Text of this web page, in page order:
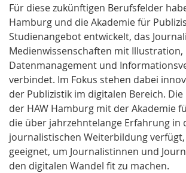
Für diese zukünftigen Berufsfelder
Hamburg und die Akademie für
Studienangebot entwickelt, das
Medienwissenschaften mit Illustration,
Datenmanagement und
verbindet. Im Fokus stehen dabei
der Publizistik im digitalen Bereich.
der HAW Hamburg mit der Akademie
die über jahrzehntelange Erfahrung in
journalistischen Weiterbildung
geeignet, um Journalistinnen und
den digitalen Wandel fit zu machen.